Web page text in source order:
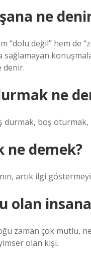
ne
“dolu değil” hem de
sağlamayan
denir.
ne
durmak, boş oturmak,
ne demek?
artık ilgi
olan
zaman çok mutlu,
olan kişi.